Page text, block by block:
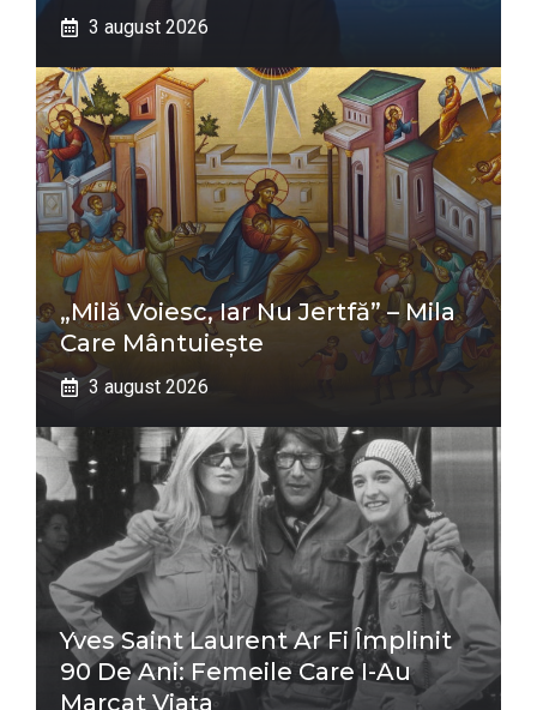
3 august 2026
„Milă Voiesc, Iar Nu Jertfă” – Mila
Care Mântuiește
3 august 2026
Yves Saint Laurent Ar Fi Împlinit
90 De Ani: Femeile Care I-Au
Marcat Viața